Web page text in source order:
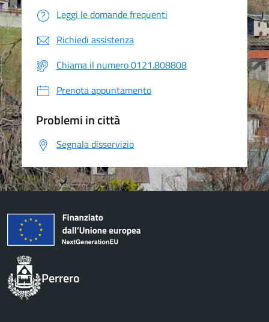
Leggi le domande frequenti
Richiedi assistenza
Chiama il numero 0121.808808
Prenota appuntamento
Problemi in città
Segnala disservizio
Perrero